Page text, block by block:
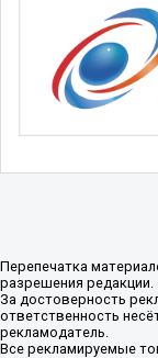
Перепечатка
разрешения редакции.
За достоверность
ответственность
рекламодатель.
Все рекламируемые